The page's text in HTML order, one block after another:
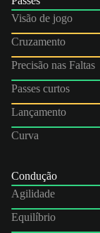
Visão de jogo
Cruzamento
Precisão nas Faltas
Passes curtos
Lançamento
Curva
Condução
Agilidade
Equilíbrio